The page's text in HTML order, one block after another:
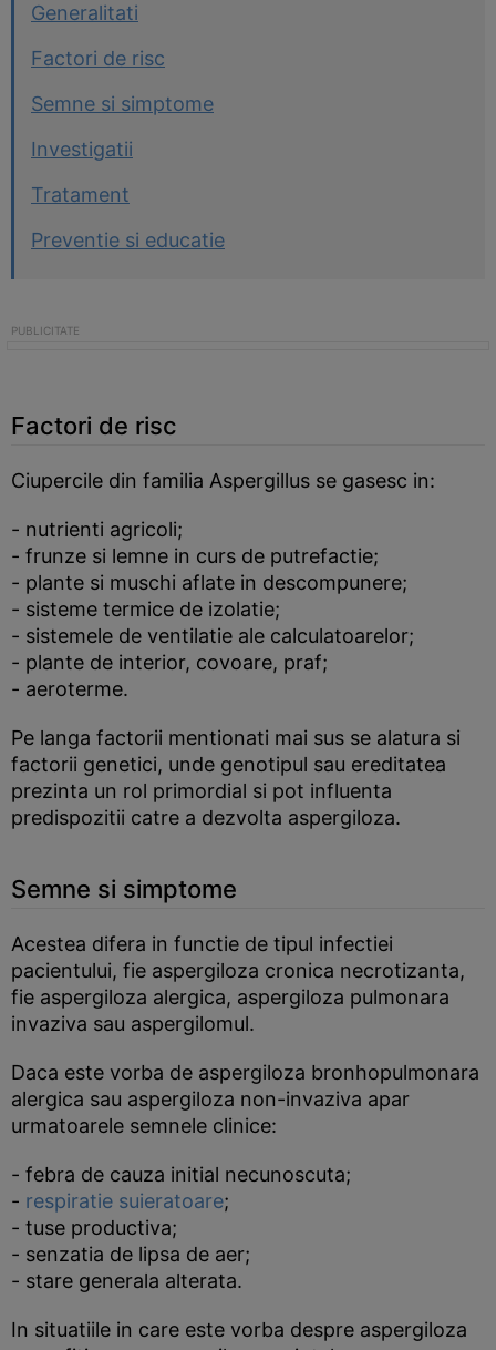
Generalitati
Factori de risc
Semne si simptome
Investigatii
Tratament
Preventie si educatie
Factori de risc
Ciupercile din familia Aspergillus se gasesc in:
- nutrienti agricoli;
- frunze si lemne in curs de putrefactie;
- plante si muschi aflate in descompunere;
- sisteme termice de izolatie;
- sistemele de ventilatie ale calculatoarelor;
- plante de interior, covoare, praf;
- aeroterme.
Pe langa factorii mentionati mai sus se alatura si
factorii genetici, unde genotipul sau ereditatea
prezinta un rol primordial si pot influenta
predispozitii catre a dezvolta aspergiloza.
Semne si simptome
Acestea difera in functie de tipul infectiei
pacientului, fie aspergiloza cronica necrotizanta,
fie aspergiloza alergica, aspergiloza pulmonara
invaziva sau aspergilomul.
Daca este vorba de aspergiloza bronhopulmonara
alergica sau aspergiloza non-invaziva apar
urmatoarele semnele clinice:
- febra de cauza initial necunoscuta;
- respiratie suieratoare;
- tuse productiva;
- senzatia de lipsa de aer;
- stare generala alterata.
In situatiile in care este vorba despre aspergiloza